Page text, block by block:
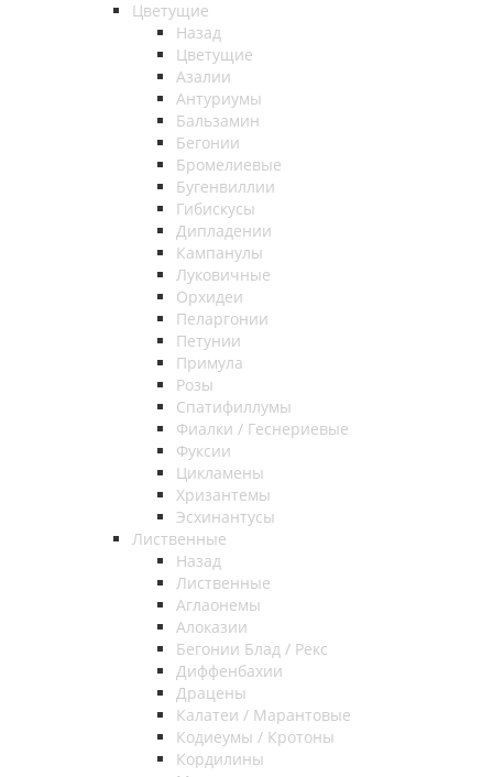
Цветущие
Назад
Цветущие
Азалии
Антуриумы
Бальзамин
Бегонии
Бромелиевые
Бугенвиллии
Гибискусы
Дипладении
Кампанулы
Луковичные
Орхидеи
Пеларгонии
Петунии
Примула
Розы
Спатифиллумы
Фиалки / Геснериевые
Фуксии
Цикламены
Хризантемы
Эсхинантусы
Лиственные
Назад
Лиственные
Аглаонемы
Алоказии
Бегонии Блад / Рекс
Диффенбахии
Драцены
Калатеи / Марантовые
Кодиеумы / Кротоны
Кордилины